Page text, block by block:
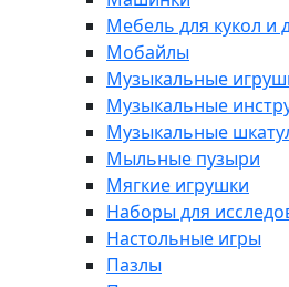
Мебель для кукол и
Мобайлы
Музыкальные
Музыкальные
Музыкальные
Мыльные пузыри
Мягкие игрушки
Наборы для
Настольные игры
Пазлы